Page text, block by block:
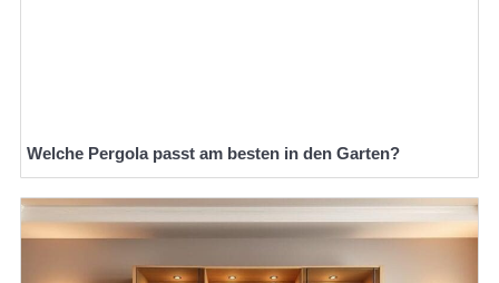
Welche Pergola passt am besten in den Garten?